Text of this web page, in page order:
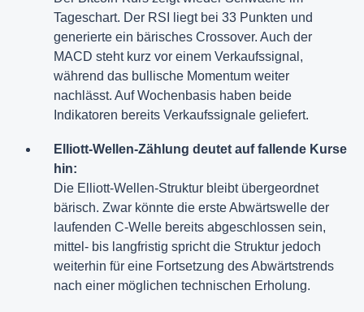
Tageschart. Der RSI liegt bei 33 Punkten und
generierte ein bärisches Crossover. Auch der
MACD steht kurz vor einem Verkaufssignal,
während das bullische Momentum weiter
nachlässt. Auf Wochenbasis haben beide
Indikatoren bereits Verkaufssignale geliefert.
Elliott-Wellen-Zählung deutet auf fallende Kurse
hin:
Die Elliott-Wellen-Struktur bleibt übergeordnet
bärisch. Zwar könnte die erste Abwärtswelle der
laufenden C-Welle bereits abgeschlossen sein,
mittel- bis langfristig spricht die Struktur jedoch
weiterhin für eine Fortsetzung des Abwärtstrends
nach einer möglichen technischen Erholung.